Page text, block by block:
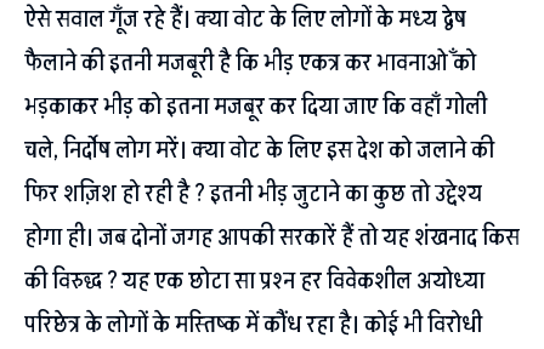
ऐसे सवाल गूँज रहे हैं। क्या वोट के लिए लोगों के मध्य द्वेष
फैलाने की इतनी मजबूरी है कि भीड़ एकत्र कर भावनाओँ को
भड़काकर भीड़ को इतना मजबूर कर दिया जाए कि वहाँ गोली
चले, निर्दोष लोग मरें। क्या वोट के लिए इस देश को जलाने की
फिर शज़िश हो रही है ? इतनी भीड़ जुटाने का कुछ तो उद्देश्य
होगा ही। जब दोनों जगह आपकी सरकारें हैं तो यह शंखनाद किस
की विरुद्ध ? यह एक छोटा सा प्रश्न हर विवेकशील अयोध्या
परिछेत्र के लोगों के मस्तिष्क में कौंध रहा है। कोई भी विरोधी